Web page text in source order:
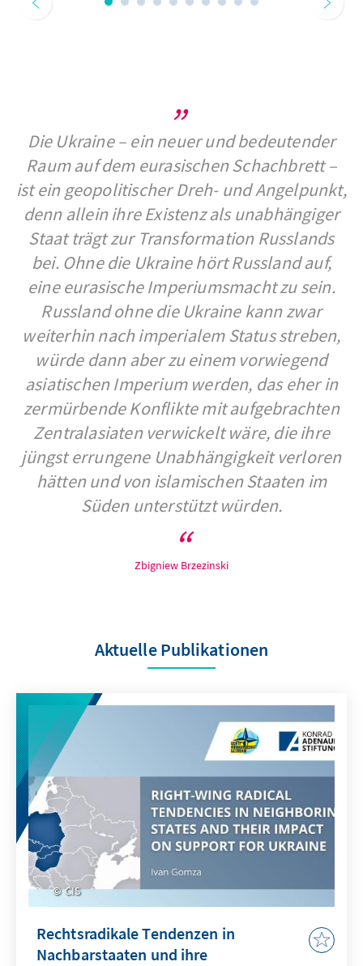
Die Ukraine – ein neuer und bedeutender
Raum auf dem eurasischen Schachbrett –
ist ein geopolitischer Dreh- und Angelpunkt,
denn allein ihre Existenz als unabhängiger
Staat trägt zur Transformation Russlands
bei. Ohne die Ukraine hört Russland auf,
eine eurasische Imperiumsmacht zu sein.
Russland ohne die Ukraine kann zwar
weiterhin nach imperialem Status streben,
würde dann aber zu einem vorwiegend
asiatischen Imperium werden, das eher in
zermürbende Konflikte mit aufgebrachten
Zentralasiaten verwickelt wäre, die ihre
jüngst errungene Unabhängigkeit verloren
hätten und von islamischen Staaten im
Süden unterstützt würden.
Zbigniew Brzezinski
Aktuelle Publikationen
CIS
Rechtsradikale Tendenzen in
Nachbarstaaten und ihre